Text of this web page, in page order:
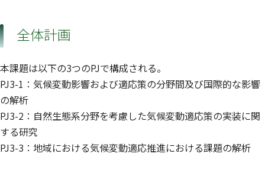
全体計画
本課題は以下の3つのPJで構成される。
PJ3-1：気候変動影響および適応策の分野間及び国際的な影響
の解析
PJ3-2：自然生態系分野を考慮した気候変動適応策の実装に関
する研究
PJ3-3：地域における気候変動適応推進における課題の解析